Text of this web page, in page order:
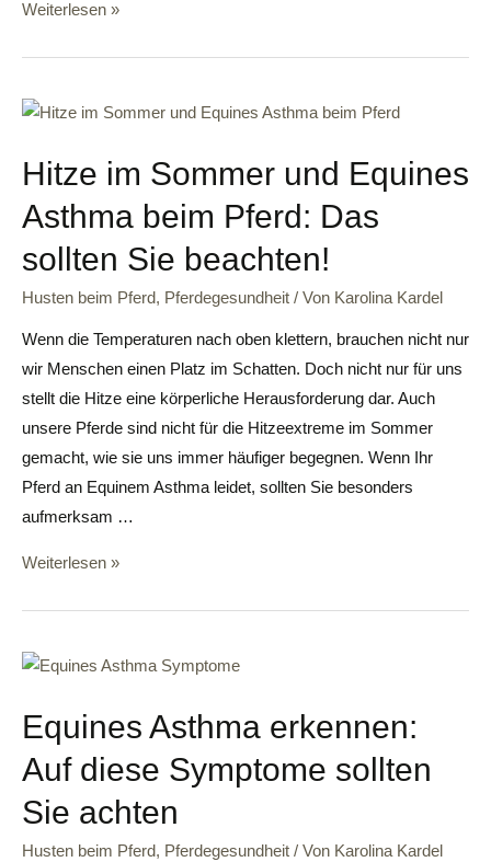
Weiterlesen »
Hitze im Sommer und Equines
Asthma beim Pferd: Das
sollten Sie beachten!
Husten beim Pferd, Pferdegesundheit / Von Karolina Kardel
Wenn die Temperaturen nach oben klettern, brauchen nicht nur
wir Menschen einen Platz im Schatten. Doch nicht nur für uns
stellt die Hitze eine körperliche Herausforderung dar. Auch
unsere Pferde sind nicht für die Hitzeextreme im Sommer
gemacht, wie sie uns immer häufiger begegnen. Wenn Ihr
Pferd an Equinem Asthma leidet, sollten Sie besonders
aufmerksam …
Weiterlesen »
Equines Asthma erkennen:
Auf diese Symptome sollten
Sie achten
Husten beim Pferd, Pferdegesundheit / Von Karolina Kardel